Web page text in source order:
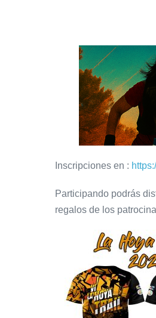
Inscripciones en :
Participando podrás
regalos de los